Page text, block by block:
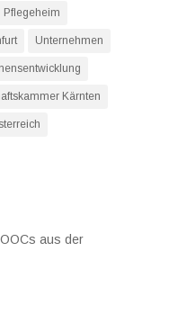
Pflegeheim
Unternehmen
Kärnten
aus der